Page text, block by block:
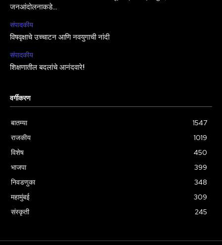
जनआंदोलनाकडे…
संपादकीय
विषवृक्षाचे उच्चाटन आणि नवयुगाची नांदी
संपादकीय
शिक्षणातील बदलांचे आनंदवारे!
वर्गीकरण
बातम्या
1547
राजकीय
1019
विशेष
450
भाजपा
399
निवडणुका
348
महामुंबई
309
संस्कृती
245